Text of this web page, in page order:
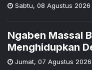
Sabtu, 08 Agustus 2026
Ngaben Massal
Menghidupkan
Jumat, 07 Agustus 2026